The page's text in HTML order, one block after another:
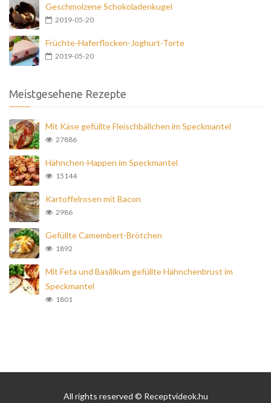
Geschmolzene Schokoladenkugel
2019-05-20
Früchte-Haferflocken-Joghurt-Torte
2019-05-20
Meistgesehene Rezepte
Mit Käse gefüllte Fleischbällchen im Speckmantel
27886
Hähnchen-Happen im Speckmantel
15144
Kartoffelrosen mit Bacon
2986
Gefüllte Camembert-Brötchen
1892
Mit Feta und Basilikum gefüllte Hähnchenbrust im
Speckmantel
1801
All rights reserved © Receptvideok.hu